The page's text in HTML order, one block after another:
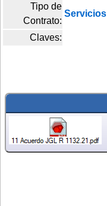
Tipo de
Contrato:
Servicios
Claves: